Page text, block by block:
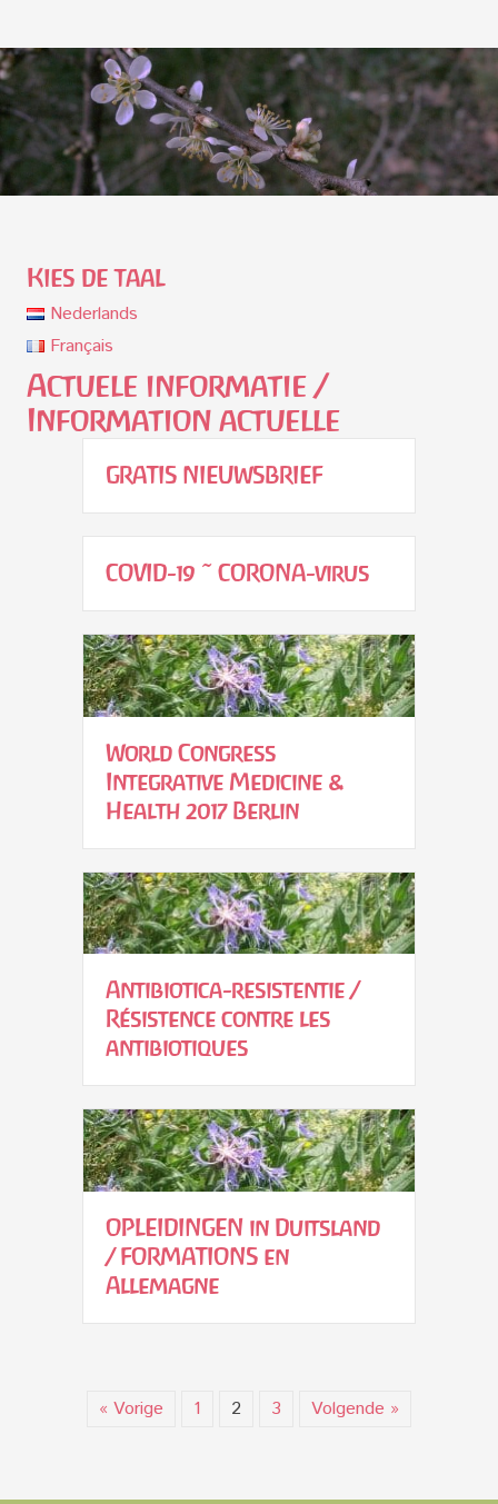
Kies de taal
Nederlands
Français
Actuele informatie /
Information actuelle
GRATIS NIEUWSBRIEF
COVID-19 ~ CORONA-virus
World Congress
Integrative Medicine &
Health 2017 Berlin
Antibiotica-resistentie /
Résistence contre les
antibiotiques
OPLEIDINGEN in Duitsland
/ FORMATIONS en
Allemagne
« Vorige 1 2 3 Volgende »